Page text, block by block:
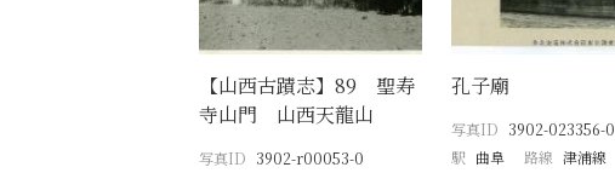
【山西古蹟志】89 聖寿
寺山門 山西天龍山
写真ID 3902-r00053-0
孔子廟
写真ID 3902-023356-0
駅 曲阜 路線 津浦線